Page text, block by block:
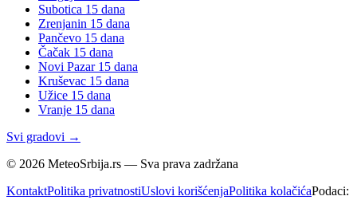
Subotica 15 dana
Zrenjanin 15 dana
Pančevo 15 dana
Čačak 15 dana
Novi Pazar15 dana
Kruševac 15 dana
Užice 15 dana
Vranje 15 dana
Svi gradovi →
© 2026 MeteoSrbija.rs — Sva prava zadržana
KontaktPolitika privatnostiUslovi korišćenjaPolitika kolačićaPodaci: